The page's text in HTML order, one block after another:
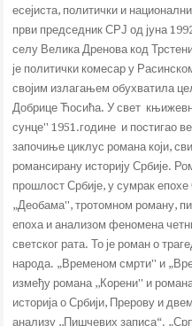
есејиста, политички и
први председник СРЈ од јуна
селу Велика Дренова код
је политички комесар у
својим излагањем обухватила
Добрице Ћосића. У свет
сунце'' 1951.године и постигао
започиње циклус романа који,
романсирану историју Србије.
прошлост Србије, у сумрак
„Деобама'', тротомном роману,
епоха и анализом феномена
светског рата. То је роман о
народа. „Временом смрти'' и
између романа ,,Корени'' и
историја о Србији, Прерову и
анализу ,,Пишчевих записа“.